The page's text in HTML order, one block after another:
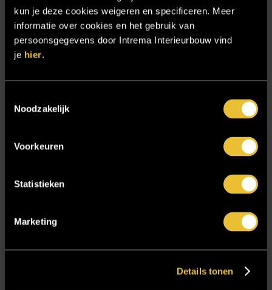
kun je deze cookies weigeren en specificeren. Meer
informatie over cookies en het gebruik van
persoonsgegevens door Intrema Interieurbouw vind
je hier.
Noodzakelijk
Voorkeuren
Statistieken
Marketing
Details tonen
Intratuin Almelo
Intratuin Rhoon
Keukens
Over ons
Particulier project: Harmonieuze woonvilla